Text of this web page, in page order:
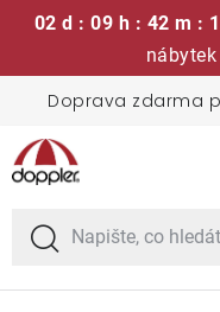
02 d : 09 h : 42 m :
obsah
Doprava zdarma
Sedací soupravy
Slunečníky
Křesla a židle